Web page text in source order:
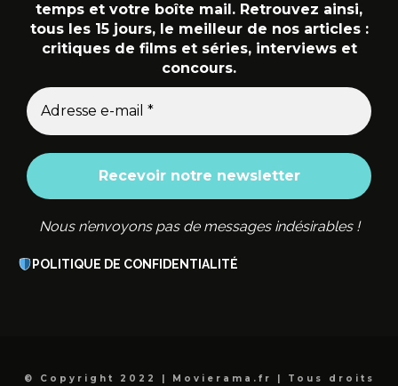
temps et votre boîte mail. Retrouvez ainsi,
tous les 15 jours, le meilleur de nos articles :
critiques de films et séries, interviews et
concours.
Nous n’envoyons pas de messages indésirables !
POLITIQUE DE CONFIDENTIALITÉ
© Copyright 2022 | Movierama.fr | Tous droits